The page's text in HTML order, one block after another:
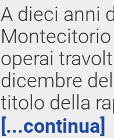
A dieci anni
operai
dicembre
titolo della
[...continua]